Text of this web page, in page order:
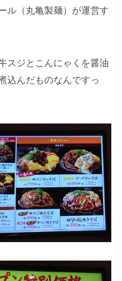
ル（丸亀製麺）が運営す
スジとこんにゃくを醤油
込んだものなんですっ